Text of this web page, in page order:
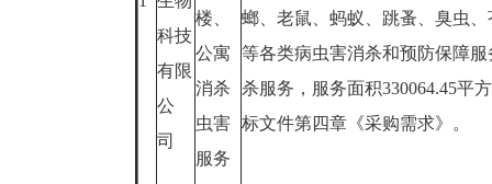
科技
有限
公
司
楼、
公寓
消杀
虫害
服务
螂、老鼠、蚂蚁、跳蚤、臭虫
等各类病虫害消杀和预防保障
杀服务，服务面积330064.45平
标文件第四章《采购需求》。